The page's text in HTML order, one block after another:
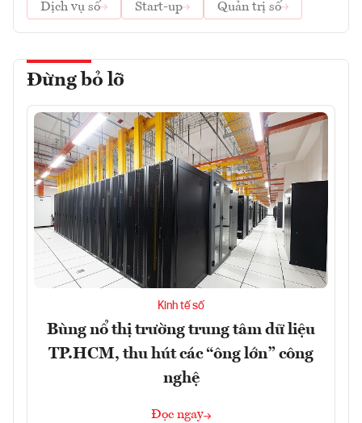
Dịch vụ số
Start-up Quản trị số
Đừng bỏ lỡ
Kinh tế số
Bùng nổ thị trường trung tâm dữ liệu
TP.HCM, thu hút các “ông lớn” công
nghệ
Đọc ngay